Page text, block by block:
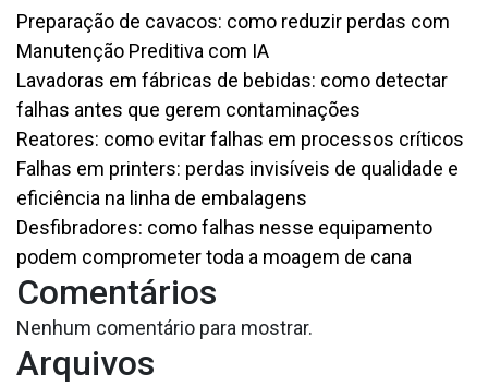
Preparação de cavacos: como reduzir perdas com
Manutenção Preditiva com IA
Lavadoras em fábricas de bebidas: como detectar
falhas antes que gerem contaminações
Reatores: como evitar falhas em processos críticos
Falhas em printers: perdas invisíveis de qualidade e
eficiência na linha de embalagens
Desfibradores: como falhas nesse equipamento
podem comprometer toda a moagem de cana
Comentários
Nenhum comentário para mostrar.
Arquivos